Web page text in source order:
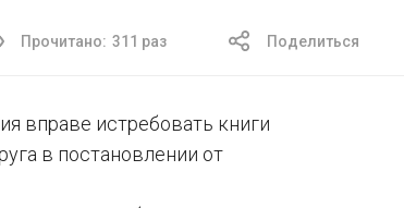
Прочитано: 311 раз Поделиться
вправе истребовать книги
в постановлении от